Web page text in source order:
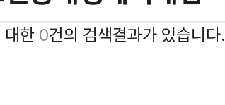
한 0건의 검색결과가 있습니다.